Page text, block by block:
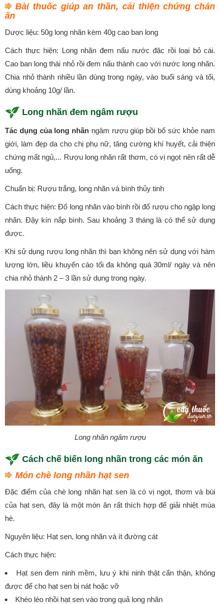
Bài thuốc giúp an thần, cải thiện chứng chán
ăn
Dược liệu: 50g long nhãn kèm 40g cao ban long
Cách thực hiện: Long nhãn đem nấu nước đặc rồi loại bỏ cái.
Cao ban long thái nhỏ rồi đem nấu thành cao với nước long nhãn.
Chia nhỏ thành nhiều lần dùng trong ngày, vào buổi sáng và tối,
dùng khoảng 10g/ lần.
Long nhãn đem ngâm rượu
Tác dụng của long nhãn ngâm rượu giúp bồi bổ sức khỏe nam
giới, làm đẹp da cho chị phụ nữ, tăng cường khí huyết, cải thiện
chứng mất ngủ,... Rượu long nhãn rất thơm, có vị ngọt nên rất dễ
uống.
Chuẩn bị: Rượu trắng, long nhãn và bình thủy tinh
Cách thực hiện: Đổ long nhãn vào bình rồi đổ rượu cho ngập long
nhãn. Đậy kín nắp bình. Sau khoảng 3 tháng là có thể sử dụng
được.
Khi sử dụng rượu long nhãn thì bạn không nên sử dụng với hàm
lượng lớn, liều khuyến cáo tối đa không quá 30ml/ ngày và nên
chia nhỏ thành 2 – 3 lần sử dụng trong ngày.
Long nhãn ngâm rượu
Cách chế biến long nhãn trong các món ăn
Món chè long nhãn hạt sen
Đặc điểm của chè long nhãn hạt sen là có vị ngọt, thơm và bùi
của hạt sen, đây là một món ăn rất thích hợp để giải nhiệt mùa
hè.
Nguyên liệu: Hạt sen, long nhãn và ít đường cát
Cách thực hiện:
Hạt sen đem ninh mềm, lưu ý khi ninh thật cẩn thận, không
được để cho hạt sen bị nát hoặc vỡ
Khéo léo nhồi hạt sen vào trong quả long nhãn